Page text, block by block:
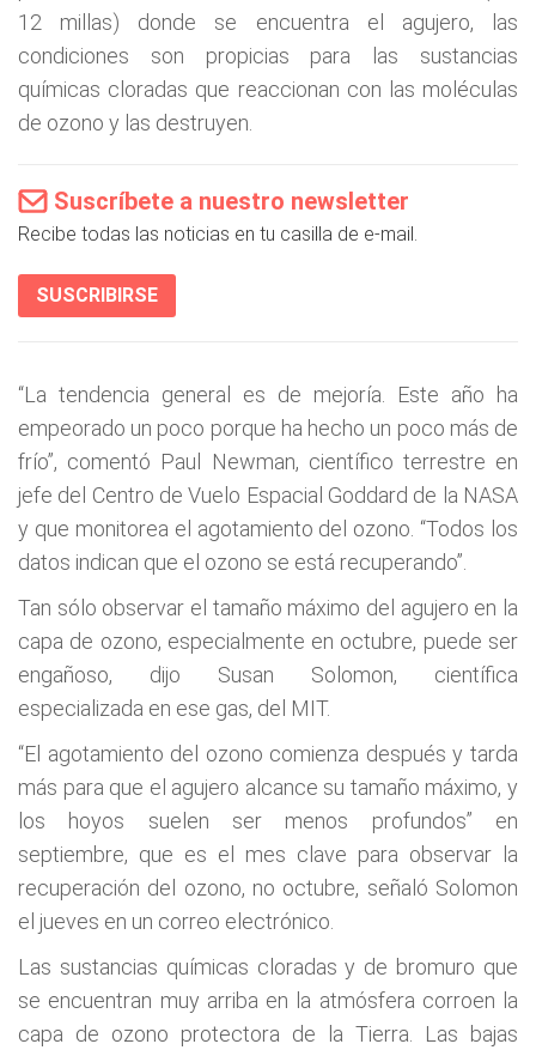
12 millas) donde se encuentra el agujero, las
condiciones son propicias para las sustancias
químicas cloradas que reaccionan con las moléculas
de ozono y las destruyen.
Suscríbete a nuestro newsletter
Recibe todas las noticias en tu casilla de e-mail.
SUSCRIBIRSE
“La tendencia general es de mejoría. Este año ha
empeorado un poco porque ha hecho un poco más de
frío”, comentó Paul Newman, científico terrestre en
jefe del Centro de Vuelo Espacial Goddard de la NASA
y que monitorea el agotamiento del ozono. “Todos los
datos indican que el ozono se está recuperando”.
Tan sólo observar el tamaño máximo del agujero en la
capa de ozono, especialmente en octubre, puede ser
engañoso, dijo Susan Solomon, científica
especializada en ese gas, del MIT.
“El agotamiento del ozono comienza después y tarda
más para que el agujero alcance su tamaño máximo, y
los hoyos suelen ser menos profundos” en
septiembre, que es el mes clave para observar la
recuperación del ozono, no octubre, señaló Solomon
el jueves en un correo electrónico.
Las sustancias químicas cloradas y de bromuro que
se encuentran muy arriba en la atmósfera corroen la
capa de ozono protectora de la Tierra. Las bajas